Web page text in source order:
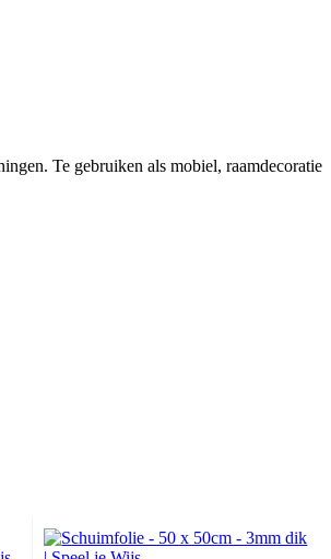
Te gebruiken als mobiel, raamdecoratie